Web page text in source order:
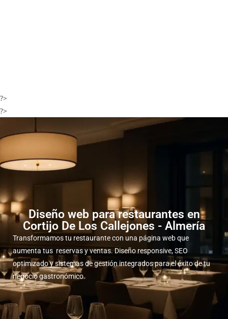
?>
?>
Diseño web para restaurantes en
Cortijo De Los Callejones - Almería
Transformamos tu restaurante con una página web que
aumenta tus reservas y ventas. Diseño responsive, SEO
optimizado y sistemas de gestión integrados para el éxito de tu
negocio gastronómico.